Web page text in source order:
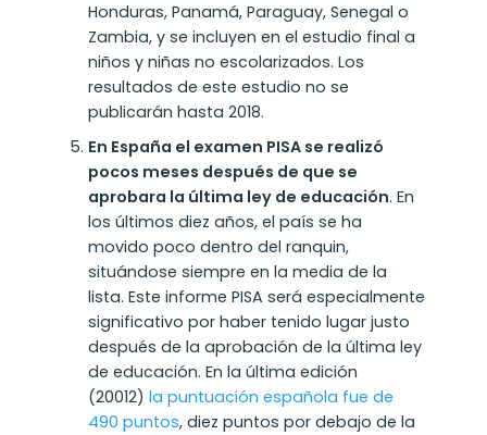
Honduras, Panamá, Paraguay, Senegal o
Zambia, y se incluyen en el estudio final a
niños y niñas no escolarizados. Los
resultados de este estudio no se
publicarán hasta 2018.
En España el examen PISA se realizó
pocos meses después de que se
aprobara la última ley de educación. En
los últimos diez años, el país se ha
movido poco dentro del ranquin,
situándose siempre en la media de la
lista. Este informe PISA será especialmente
significativo por haber tenido lugar justo
después de la aprobación de la última ley
de educación. En la última edición
(20012) la puntuación española fue de
490 puntos, diez puntos por debajo de la